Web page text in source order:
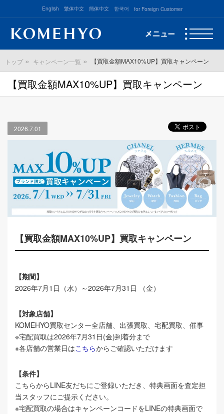
English 繁体中文 簡体中文 한국어 for Foreign Customer
トップ キャンペーン一覧 【買取金額MAX10%UP】買取キャンペーン
【買取金額MAX10%UP】買取キャンペーン
2026.7.01
【買取金額MAX10%UP】買取キャンペーン
【期間】
2026年7月1日（水）～2026年7月31日 （金）
【対象店舗】
KOMEHYO買取センター全店舗、出張買取、宅配買取、催事
※宅配買取は2026年7月31日(金)到着分まで
※各店舗の営業日はこちらからご確認いただけます
【条件】
こちらからLINE友だちにご登録いただき、特典画面を査定担
当スタッフにご提示ください。
※宅配買取の場合はキャンペーンコードをLINEの特典画面で